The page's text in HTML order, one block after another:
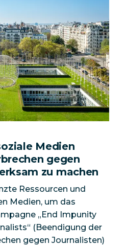
Medien
gegen
zu machen
Ressourcen und
Medien, um das
„End Impunity
(Beendigung der
gegen Journalisten)